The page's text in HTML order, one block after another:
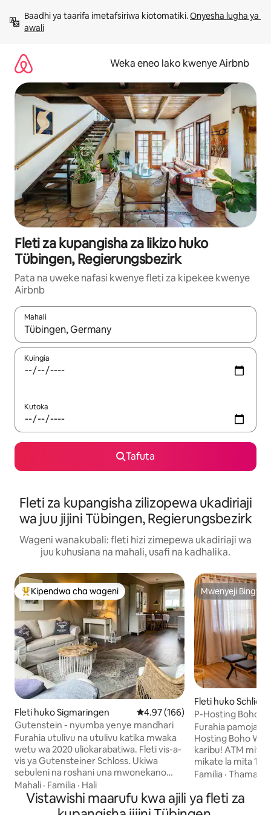
kwenda
kwenye
Baadhi ya taarifa imetafsiriwa kiotomatiki. Onyesha lugha ya
awali
Weka eneo lako kwenye Airbnb
Fleti za kupangisha za likizo huko
Tübingen, Regierungsbezirk
Pata na uweke nafasi kwenye fleti za kipekee kwenye
Airbnb
Mahali
Wakati matokeo yanapatikana, vinjari kwa kutumia vitufe vya
Kuingia
Kutoka
Tafuta
Fleti za kupangisha zilizopewa ukadiriaji
wa juu jijini Tübingen, Regierungsbezirk
Wageni wanakubali: fleti hizi zimepewa ukadiriaji wa
juu kuhusiana na mahali, usafi na kadhalika.
Kipendwa maarufu cha wageni
Kipendwa cha wageni
Fleti huko Sigmaringen Ukadiriaji wa wastani wa 4.97
4.97 (166)
Gutenstein - nyumba yenye mandhari
Furahia utulivu na utulivu katika mwaka
wetu wa 2020 uliokarabatiwa. Fleti vis-a-
vis ya Gutensteiner Schloss. Ukiwa
sebuleni na roshani una mwonekano
mzuri wa malisho, misitu na mashamba,
ambapo Gams, mbweha na sungura
bado wanasema usiku mwema.
Mahali · Familia · Hali
Mwenyeji Bingwa
Mwenyeji Bingwa
Fleti huko Schlier
P-Hosting Boho
Furahia pamoja
Hosting Boho
karibu! ATM mita 1 Soko mita 5 Duka la
mikate la mita 10
50 Uwanja wa
kanisani Ziwa
wa miguu wa
Familia ·Thamani
Vistawishi maarufu kwa ajili ya fleti za